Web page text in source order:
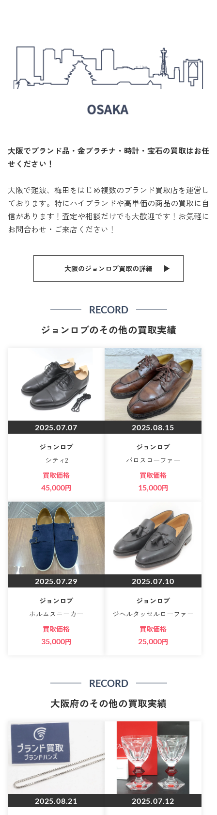
大阪でブランド品・金プラチナ・時計・宝石の買取はお任
せください！
大阪で難波、梅田をはじめ複数のブランド買取店を運営し
ております。特にハイブランドや高単価の商品の買取に自
信があります！査定や相談だけでも大歓迎です！お気軽に
お問合わせ・ご来店ください！
大阪のジョンロブ買取の詳細
RECORD
ジョンロブのその他の買取実績
2025.07.07
ジョンロブ
シティ2
買取価格
45,000円
2025.08.15
ジョンロブ
バロスローファー
買取価格
15,000円
2025.07.29
ジョンロブ
ホルムスニーカー
買取価格
35,000円
2025.07.10
ジョンロブ
ジヘルタッセルローファー
買取価格
25,000円
RECORD
大阪府のその他の買取実績
2025.08.21 2025.07.12